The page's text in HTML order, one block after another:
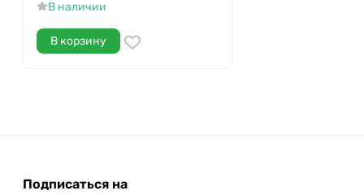
В наличии
В корзину
Подписаться на